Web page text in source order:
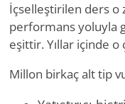
İçselleştirilen ders o
performans yoluyla
eşittir. Yıllar içinde o
Millon birkaç alt tip